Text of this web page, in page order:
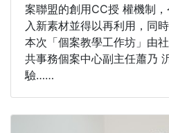
案聯盟的創用CC授 權機制
入新素材並得以再利用，同
本次「個案教學工作坊」由
共事務個案中心副主任蕭乃
驗……